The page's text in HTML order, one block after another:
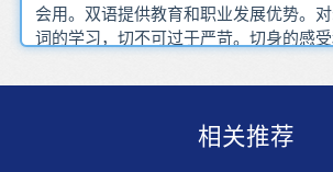
会用。双语提供教育和职业发展优势。
词的学习，切不可过于严苛。切身的感
不管当天有无英语课。释义根据上下文
与汉语并不在同一个语系那么将会压抑
相关推荐